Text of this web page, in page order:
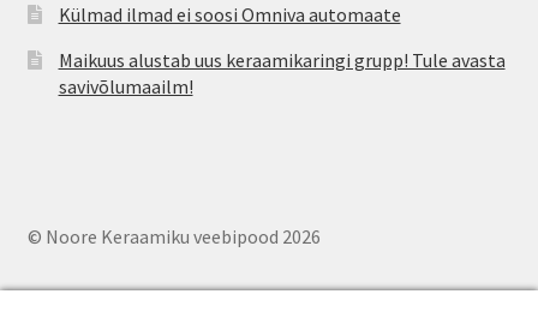
Külmad ilmad ei soosi Omniva automaate
Maikuus alustab uus keraamikaringi grupp! Tule avasta
savivõlumaailm!
© Noore Keraamiku veebipood 2026